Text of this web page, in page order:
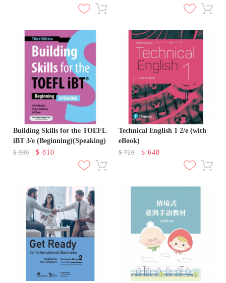
Building Skills for the TOEFL
iBT 3/e (Beginning)(Speaking)
$900 $ 810
Technical English 1 2/e (with
eBook)
$720 $ 648